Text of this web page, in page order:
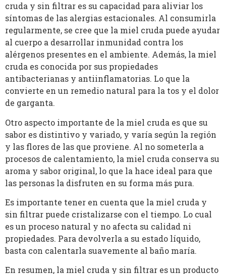
cruda y sin filtrar es su capacidad para aliviar los
síntomas de las alergias estacionales. Al consumirla
regularmente, se cree que la miel cruda puede ayudar
al cuerpo a desarrollar inmunidad contra los
alérgenos presentes en el ambiente. Además, la miel
cruda es conocida por sus propiedades
antibacterianas y antiinflamatorias. Lo que la
convierte en un remedio natural para la tos y el dolor
de garganta.
Otro aspecto importante de la miel cruda es que su
sabor es distintivo y variado, y varía según la región
y las flores de las que proviene. Al no someterla a
procesos de calentamiento, la miel cruda conserva su
aroma y sabor original, lo que la hace ideal para que
las personas la disfruten en su forma más pura.
Es importante tener en cuenta que la miel cruda y
sin filtrar puede cristalizarse con el tiempo. Lo cual
es un proceso natural y no afecta su calidad ni
propiedades. Para devolverla a su estado líquido,
basta con calentarla suavemente al baño maría.
En resumen, la miel cruda y sin filtrar es un producto